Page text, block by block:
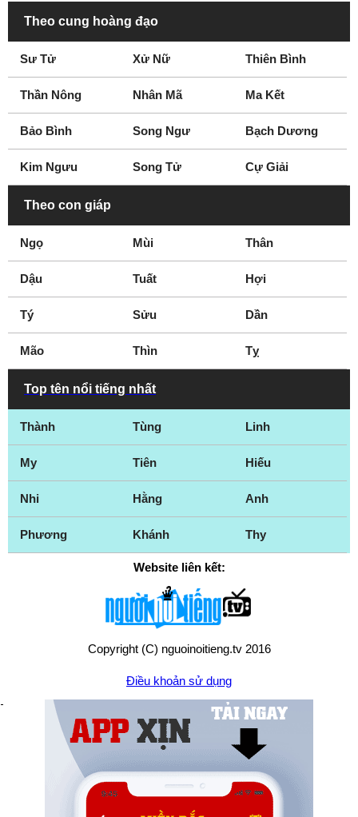
Theo cung hoàng đạo
Sư Tử Xử Nữ Thiên Bình
Thần Nông Nhân Mã Ma Kết
Bảo Bình Song Ngư Bạch Dương
Kim Ngưu Song Tử Cự Giải
Theo con giáp
Ngọ Mùi Thân
Dậu Tuất Hợi
Tý Sửu Dần
Mão Thìn Tỵ
Top tên nổi tiếng nhất
Thành Tùng Linh
My Tiên Hiếu
Nhi Hằng Anh
Phương Khánh Thy
Website liên kết:
Copyright (C) nguoinoitieng.tv 2016
Điều khoản sử dụng